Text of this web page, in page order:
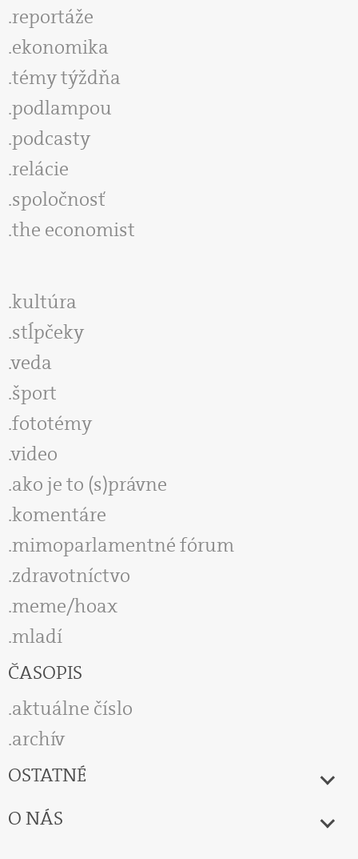
reportáže
ekonomika
témy týždňa
podlampou
podcasty
relácie
spoločnosť
the economist
kultúra
stĺpčeky
veda
šport
fototémy
video
ako je to (s)právne
komentáre
mimoparlamentné fórum
zdravotníctvo
meme/hoax
mladí
ČASOPIS
aktuálne číslo
archív
OSTATNÉ
O NÁS